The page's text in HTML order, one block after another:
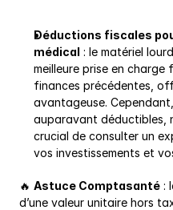
Déductions fiscales
médical : le matériel
meilleure prise en
finances précédentes,
avantageuse.
auparavant déductibles,
crucial de consulter un
vos investissements et
🔥 Astuce Comptasanté :
d’une valeur unitaire hors